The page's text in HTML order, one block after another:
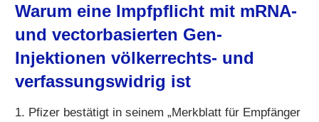
Warum eine Impfpflicht mit mRNA-
und vectorbasierten Gen-
Injektionen völkerrechts- und
verfassungswidrig ist
1. Pfizer bestätigt in seinem „Merkblatt für Empfänger